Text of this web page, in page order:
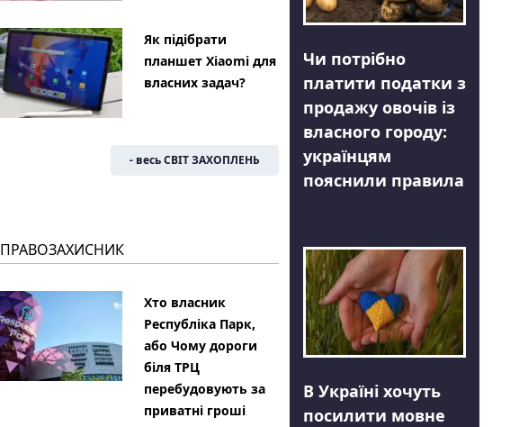
Як підібрати
планшет Xiaomi для
власних задач?
- весь СВІТ ЗАХОПЛЕНЬ
ПРАВОЗАХИСНИК
Хто власник
Республіка Парк,
або Чому дороги
біля ТРЦ
перебудовують за
приватні гроші
Чи потрібно
платити податки з
продажу овочів із
власного городу:
українцям
пояснили правила
В Україні хочуть
посилити мовне